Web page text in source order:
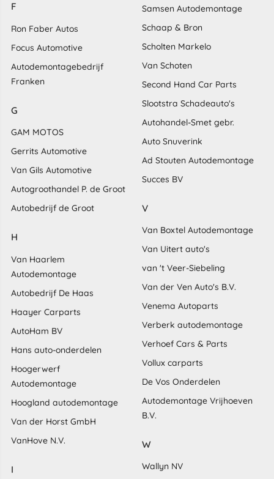
F
Ron Faber Autos
Focus Automotive
Autodemontagebedrijf
Franken
G
GAM MOTOS
Gerrits Automotive
Van Gils Automotive
Autogroothandel P. de Groot
Autobedrijf de Groot
H
Van Haarlem
Autodemontage
Autobedrijf De Haas
Haayer Carparts
AutoHam BV
Hans auto-onderdelen
Hoogerwerf
Autodemontage
Hoogland autodemontage
Van der Horst GmbH
VanHove N.V.
I
Samsen Autodemontage
Schaap & Bron
Scholten Markelo
Van Schoten
Second Hand Car Parts
Slootstra Schadeauto's
Autohandel-Smet gebr.
Auto Snuverink
Ad Stouten Autodemontage
Succes BV
V
Van Boxtel Autodemontage
Van Uitert auto's
van 't Veer-Siebeling
Van der Ven Auto's B.V.
Venema Autoparts
Verberk autodemontage
Verhoef Cars & Parts
Vollux carparts
De Vos Onderdelen
Autodemontage Vrijhoeven
B.V.
W
Wallyn NV